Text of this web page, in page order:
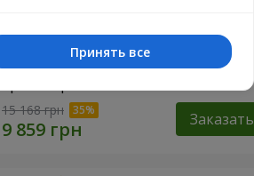
Цветы в чёрной коробке "151
15 168 грн Заказать
Принять все